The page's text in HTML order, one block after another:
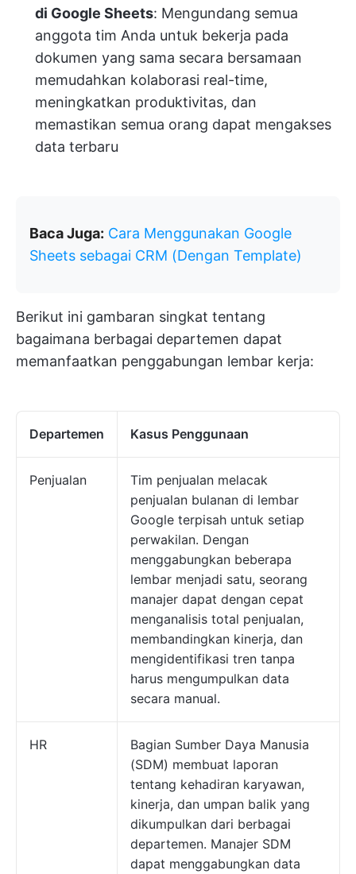
di Google Sheets: Mengundang semua
anggota tim Anda untuk bekerja pada
dokumen yang sama secara bersamaan
memudahkan kolaborasi real-time,
meningkatkan produktivitas, dan
memastikan semua orang dapat mengakses
data terbaru
Baca Juga: Cara Menggunakan Google
Sheets sebagai CRM (Dengan Template)
Berikut ini gambaran singkat tentang
bagaimana berbagai departemen dapat
memanfaatkan penggabungan lembar kerja:
Departemen Kasus Penggunaan
Penjualan
Tim penjualan melacak
penjualan bulanan di lembar
Google terpisah untuk setiap
perwakilan. Dengan
menggabungkan beberapa
lembar menjadi satu, seorang
manajer dapat dengan cepat
menganalisis total penjualan,
membandingkan kinerja, dan
mengidentifikasi tren tanpa
harus mengumpulkan data
secara manual.
HR
Bagian Sumber Daya Manusia
(SDM) membuat laporan
tentang kehadiran karyawan,
kinerja, dan umpan balik yang
dikumpulkan dari berbagai
departemen. Manajer SDM
dapat menggabungkan data